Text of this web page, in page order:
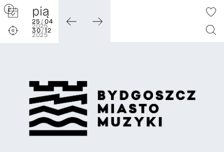
B.
PLANpią
25 /04
2025
30/12
2025